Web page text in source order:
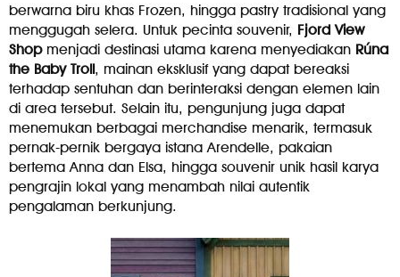
berwarna biru khas Frozen, hingga pastry tradisional yang
menggugah selera. Untuk pecinta souvenir, Fjord View
Shopmenjadi destinasi utama karena menyediakan Rúna
the Baby Troll, mainan eksklusif yang dapat bereaksi
terhadap sentuhan dan berinteraksi dengan elemen lain
di area tersebut. Selain itu, pengunjung juga dapat
menemukan berbagai merchandise menarik, termasuk
pernak-pernik bergaya istana Arendelle, pakaian
bertema Anna dan Elsa, hingga souvenir unik hasil karya
pengrajin lokal yang menambah nilai autentik
pengalaman berkunjung.